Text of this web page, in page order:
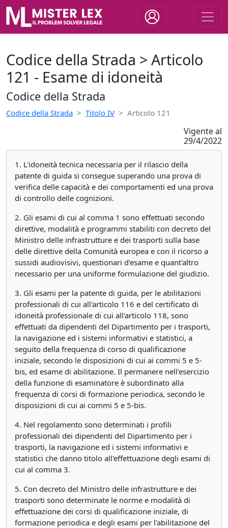
Codice della Strada > Articolo
121 - Esame di idoneità
Codice della Strada
Codice della Strada Titolo IV Articolo 121
Vigente al
29/4/2022
1. L'idoneità tecnica necessaria per il rilascio della
patente di guida si consegue superando una prova di
verifica delle capacità e dei comportamenti ed una prova
di controllo delle cognizioni.
2. Gli esami di cui al comma 1 sono effettuati secondo
direttive, modalità e programmi stabiliti con decreto del
Ministro delle infrastrutture e dei trasporti sulla base
delle direttive della Comunità europea e con il ricorso a
sussidi audiovisivi, questionari d'esame e quant'altro
necessario per una uniforme formulazione del giudizio.
3. Gli esami per la patente di guida, per le abilitazioni
professionali di cui all'articolo 116 e del certificato di
idoneità professionale di cui all'articolo 118, sono
effettuati da dipendenti del Dipartimento per i trasporti,
la navigazione ed i sistemi informativi e statistici, a
seguito della frequenza di corso di qualificazione
iniziale, secondo le disposizioni di cui ai commi 5 e 5-
bis, ed esame di abilitazione. Il permanere nell'esercizio
della funzione di esaminatore è subordinato alla
frequenza di corsi di formazione periodica, secondo le
disposizioni di cui ai commi 5 e 5-bis.
4. Nel regolamento sono determinati i profili
professionali dei dipendenti del Dipartimento per i
trasporti, la navigazione ed i sistemi informativi e
statistici che danno titolo all'effettuazione degli esami di
cui al comma 3.
5. Con decreto del Ministro delle infrastrutture e dei
trasporti sono determinate le norme e modalità di
effettuazione dei corsi di qualificazione iniziale, di
formazione periodica e degli esami per l'abilitazione del